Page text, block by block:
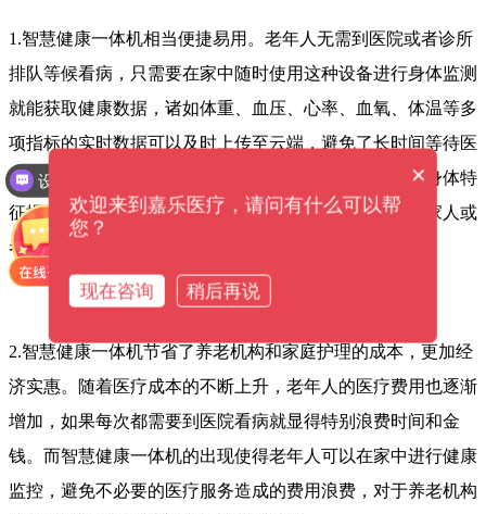
1.智慧健康一体机相当便捷易用。 老年人无需到医院或者诊所
排队等候看病，只需要在家中随时使用这种设备进行身体监测
就能获取健康数据，诸如体重、血压、心率、血氧、体温等多
项指标的实时数据可以及时上传至云端，避免了长时间等待医
疗服务的尴尬。此外，智慧健康一体机还会根据用户的身体特
征提供相应的健康建议，并在出现状况时自动报警通知家人或
者护理人员进行必要处理。
2.智慧健康一体机节省了养老机构和家庭护理的成本，更加经
济实惠。随着医疗成本的不断上升，老年人的医疗费用也逐渐
增加，如果每次都需要到医院看病就显得特别浪费时间和金
钱。而智慧健康一体机的出现使得老年人可以在家中进行健康
监控，避免不必要的医疗服务造成的费用浪费，对于养老机构
设备价格是多少钱？ ×
欢迎来到嘉乐医疗，请问有什么可以帮
您？
现在咨询 稍后再说